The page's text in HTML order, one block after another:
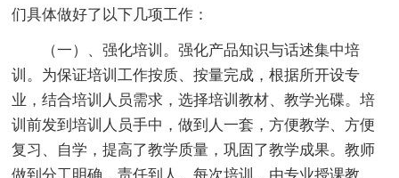
们具体做好了以下几项工作：
（一）、强化培训。强化产品知识与话述集中培
训。为保证培训工作按质、按量完成，根据所开设专
业，结合培训人员需求，选择培训教材、教学光碟。培
训前发到培训人员手中，做到人一套，方便教学、方便
复习、自学，提高了教学质量，巩固了教学成果。教师